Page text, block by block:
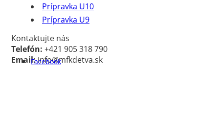
Prípravka U10
Prípravka U9
Kontaktujte nás
Telefón: +421 905 318 790
Email:info@mfkdetva.sk
Facebook